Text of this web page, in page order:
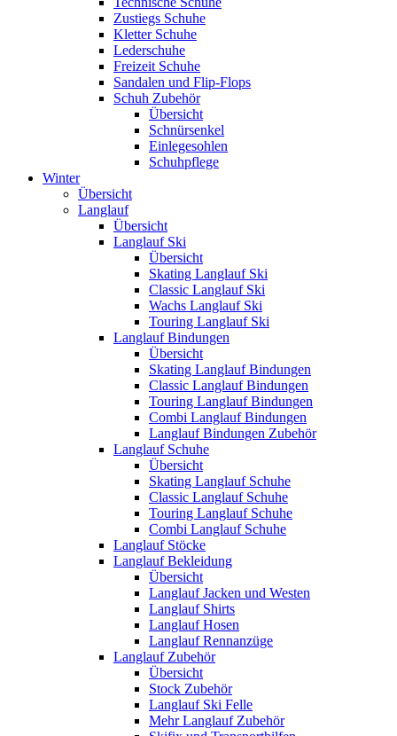
Zustiegs Schuhe
Kletter Schuhe
Lederschuhe
Freizeit Schuhe
Sandalen und Flip-Flops
Schuh Zubehör
Übersicht
Schnürsenkel
Einlegesohlen
Schuhpflege
Winter
Übersicht
Langlauf
Übersicht
Langlauf Ski
Übersicht
Skating Langlauf Ski
Classic Langlauf Ski
Wachs Langlauf Ski
Touring Langlauf Ski
Langlauf Bindungen
Übersicht
Skating Langlauf Bindungen
Classic Langlauf Bindungen
Touring Langlauf Bindungen
Combi Langlauf Bindungen
Langlauf Bindungen Zubehör
Langlauf Schuhe
Übersicht
Skating Langlauf Schuhe
Classic Langlauf Schuhe
Touring Langlauf Schuhe
Combi Langlauf Schuhe
Langlauf Stöcke
Langlauf Bekleidung
Übersicht
Langlauf Jacken und Westen
Langlauf Shirts
Langlauf Hosen
Langlauf Rennanzüge
Langlauf Zubehör
Übersicht
Stock Zubehör
Langlauf Ski Felle
Mehr Langlauf Zubehör